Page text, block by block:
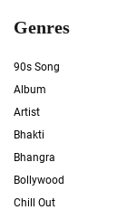
Genres
90s Song
Album
Artist
Bhakti
Bhangra
Bollywood
Chill Out